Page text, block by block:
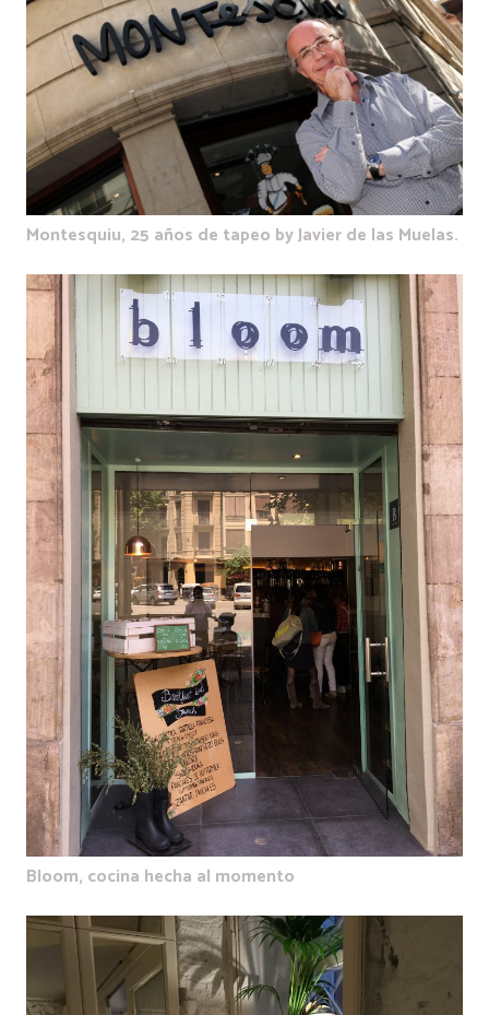
Montesquiu, 25 años de tapeo by Javier de las Muelas.
Bloom, cocina hecha al momento